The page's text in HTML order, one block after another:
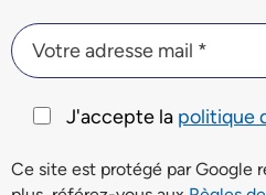
Votre adresse mail *
Votre adresse mail *
J'accepte la politique
Ce site est protégé par Google